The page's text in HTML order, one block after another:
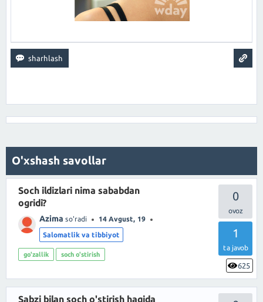
O'xshash savollar
0
1
ta javob
625
Soch ildizlari nima sababdan
ogridi?
Azima so'radi 14 Avgust, 19
Salomatlik va tibbiyot
go'zallik soch o'stirish
Sabzi bilan soch o'stirish haqida